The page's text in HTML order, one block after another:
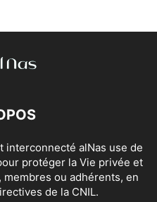
interconnecté alNas use de
protéger la Vie privée et
ou adhérents, en
de la CNIL.